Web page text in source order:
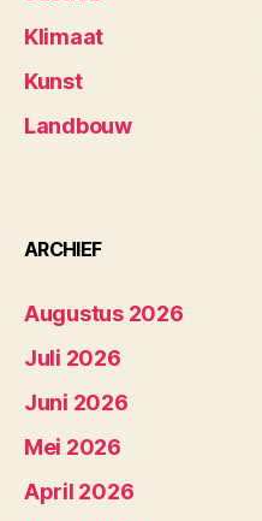
Klimaat
Kunst
Landbouw
ARCHIEF
Augustus 2026
Juli 2026
Juni 2026
Mei 2026
April 2026